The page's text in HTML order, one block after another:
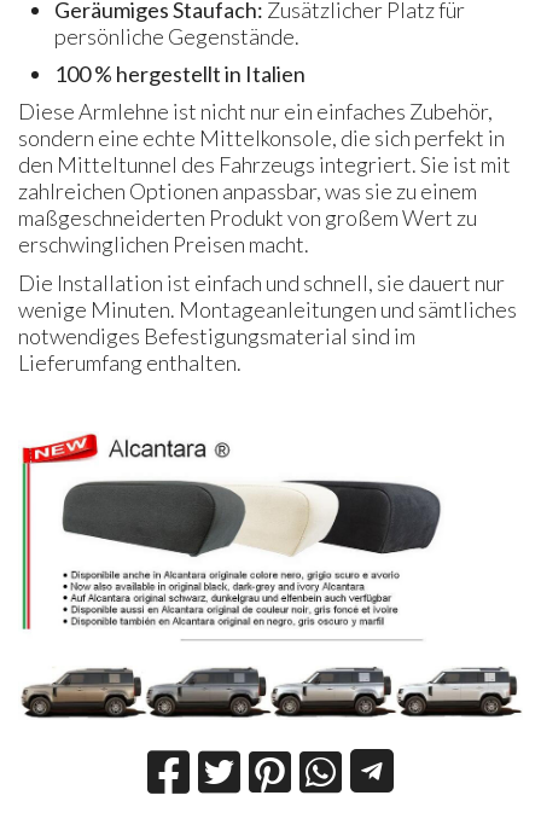
Geräumiges Staufach: Zusätzlicher Platz für
persönliche Gegenstände.
100 % hergestellt in Italien
Diese Armlehne ist nicht nur ein einfaches Zubehör,
sondern eine echte Mittelkonsole, die sich perfekt in
den Mitteltunnel des Fahrzeugs integriert. Sie ist mit
zahlreichen Optionen anpassbar, was sie zu einem
maßgeschneiderten Produkt von großem Wert zu
erschwinglichen Preisen macht.
Die Installation ist einfach und schnell, sie dauert nur
wenige Minuten. Montageanleitungen und sämtliches
notwendiges Befestigungsmaterial sind im
Lieferumfang enthalten.